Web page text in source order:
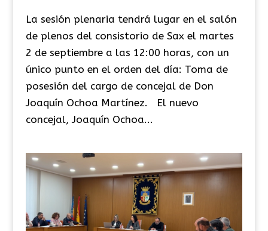
La sesión plenaria tendrá lugar en el salón
de plenos del consistorio de Sax el martes
2 de septiembre a las 12:00 horas, con un
único punto en el orden del día: Toma de
posesión del cargo de concejal de Don
Joaquín Ochoa Martínez. El nuevo
concejal, Joaquín Ochoa...